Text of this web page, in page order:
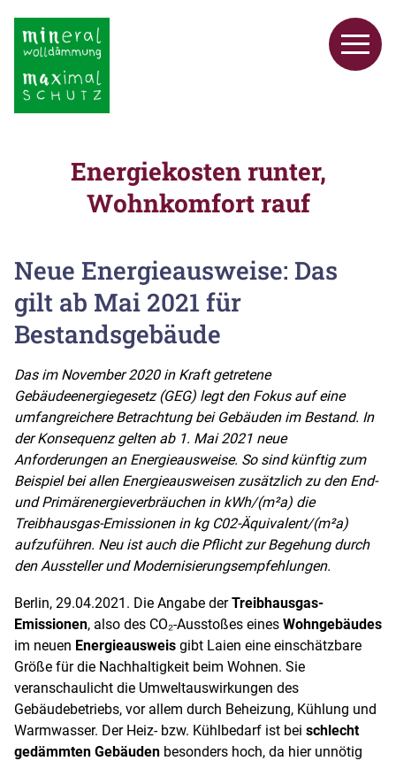
Energiekosten runter,
Wohnkomfort rauf
Neue Energieausweise: Das
gilt ab Mai 2021 für
Bestandsgebäude
Das im November 2020 in Kraft getretene
Gebäudeenergiegesetz (GEG) legt den Fokus auf eine
umfangreichere Betrachtung bei Gebäuden im Bestand. In
der Konsequenz gelten ab 1. Mai 2021 neue
Anforderungen an Energieausweise. So sind künftig zum
Beispiel bei allen Energieausweisen zusätzlich zu den End-
und Primärenergieverbräuchen in kWh/(m²a) die
Treibhausgas-Emissionen in kg C02-Äquivalent/(m²a)
aufzuführen. Neu ist auch die Pflicht zur Begehung durch
den Aussteller und Modernisierungsempfehlungen.
Berlin, 29.04.2021. Die Angabe derTreibhausgas-
Emissionen, also des CO₂-Ausstoßes eines Wohngebäudes
im neuen Energieausweis gibt Laien eine einschätzbare
Größe für die Nachhaltigkeit beim Wohnen. Sie
veranschaulicht die Umweltauswirkungen des
Gebäudebetriebs, vor allem durch Beheizung, Kühlung und
Warmwasser. Der Heiz- bzw. Kühlbedarf ist bei schlecht
gedämmten Gebäuden besonders hoch, da hier unnötig